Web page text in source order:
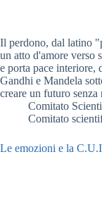
Il perdono, dal latino
un atto d'amore verso
e porta pace interiore,
Gandhi e Mandela
creare un futuro senza
Comitato
Comitato
Le emozioni e la